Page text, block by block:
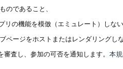
のであること、
リの機能を模倣（エミュレート）しな
ページをホストまたはレンダリングし
査し、参加の可否を通知します。 本